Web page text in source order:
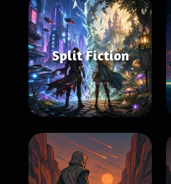
Split Fiction